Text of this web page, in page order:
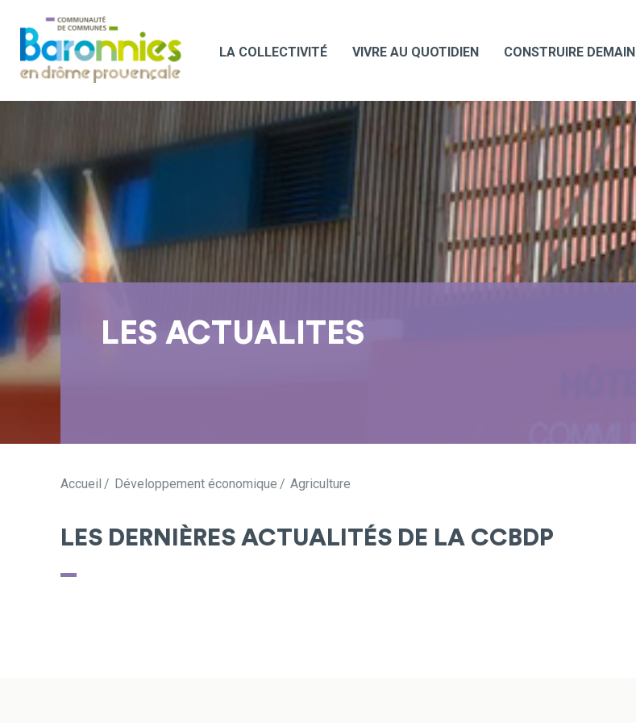
LA COLLECTIVITÉ VIVRE AU QUOTIDIEN CONSTRUIRE DEMAIN
LES ACTUALITES
Accueil Développement économique Agriculture
LES DERNIÈRES ACTUALITÉS DE LA CCBDP